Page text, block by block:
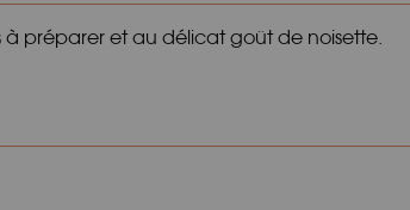
à préparer et au délicat goût de noisette.